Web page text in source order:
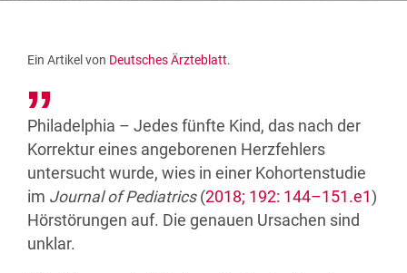
Ein Artikel von Deutsches Ärzteblatt.
Philadelphia – Jedes fünfte Kind, das nach der
Korrektur eines angeborenen Herz­fehlers
untersucht wurde, wies in einer Kohortenstudie
im Journal of Pediatrics(2018; 192: 144–151.e1 )
Hörstörungen auf. Die genauen Ursachen sind
unklar.